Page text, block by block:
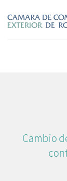
NoticiasCambio